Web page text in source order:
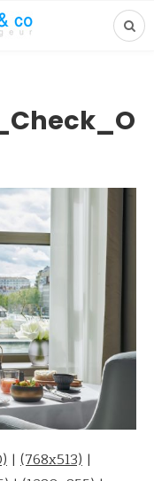
| (768x513) |